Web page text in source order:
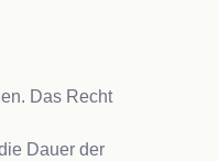
Das Recht
Dauer der